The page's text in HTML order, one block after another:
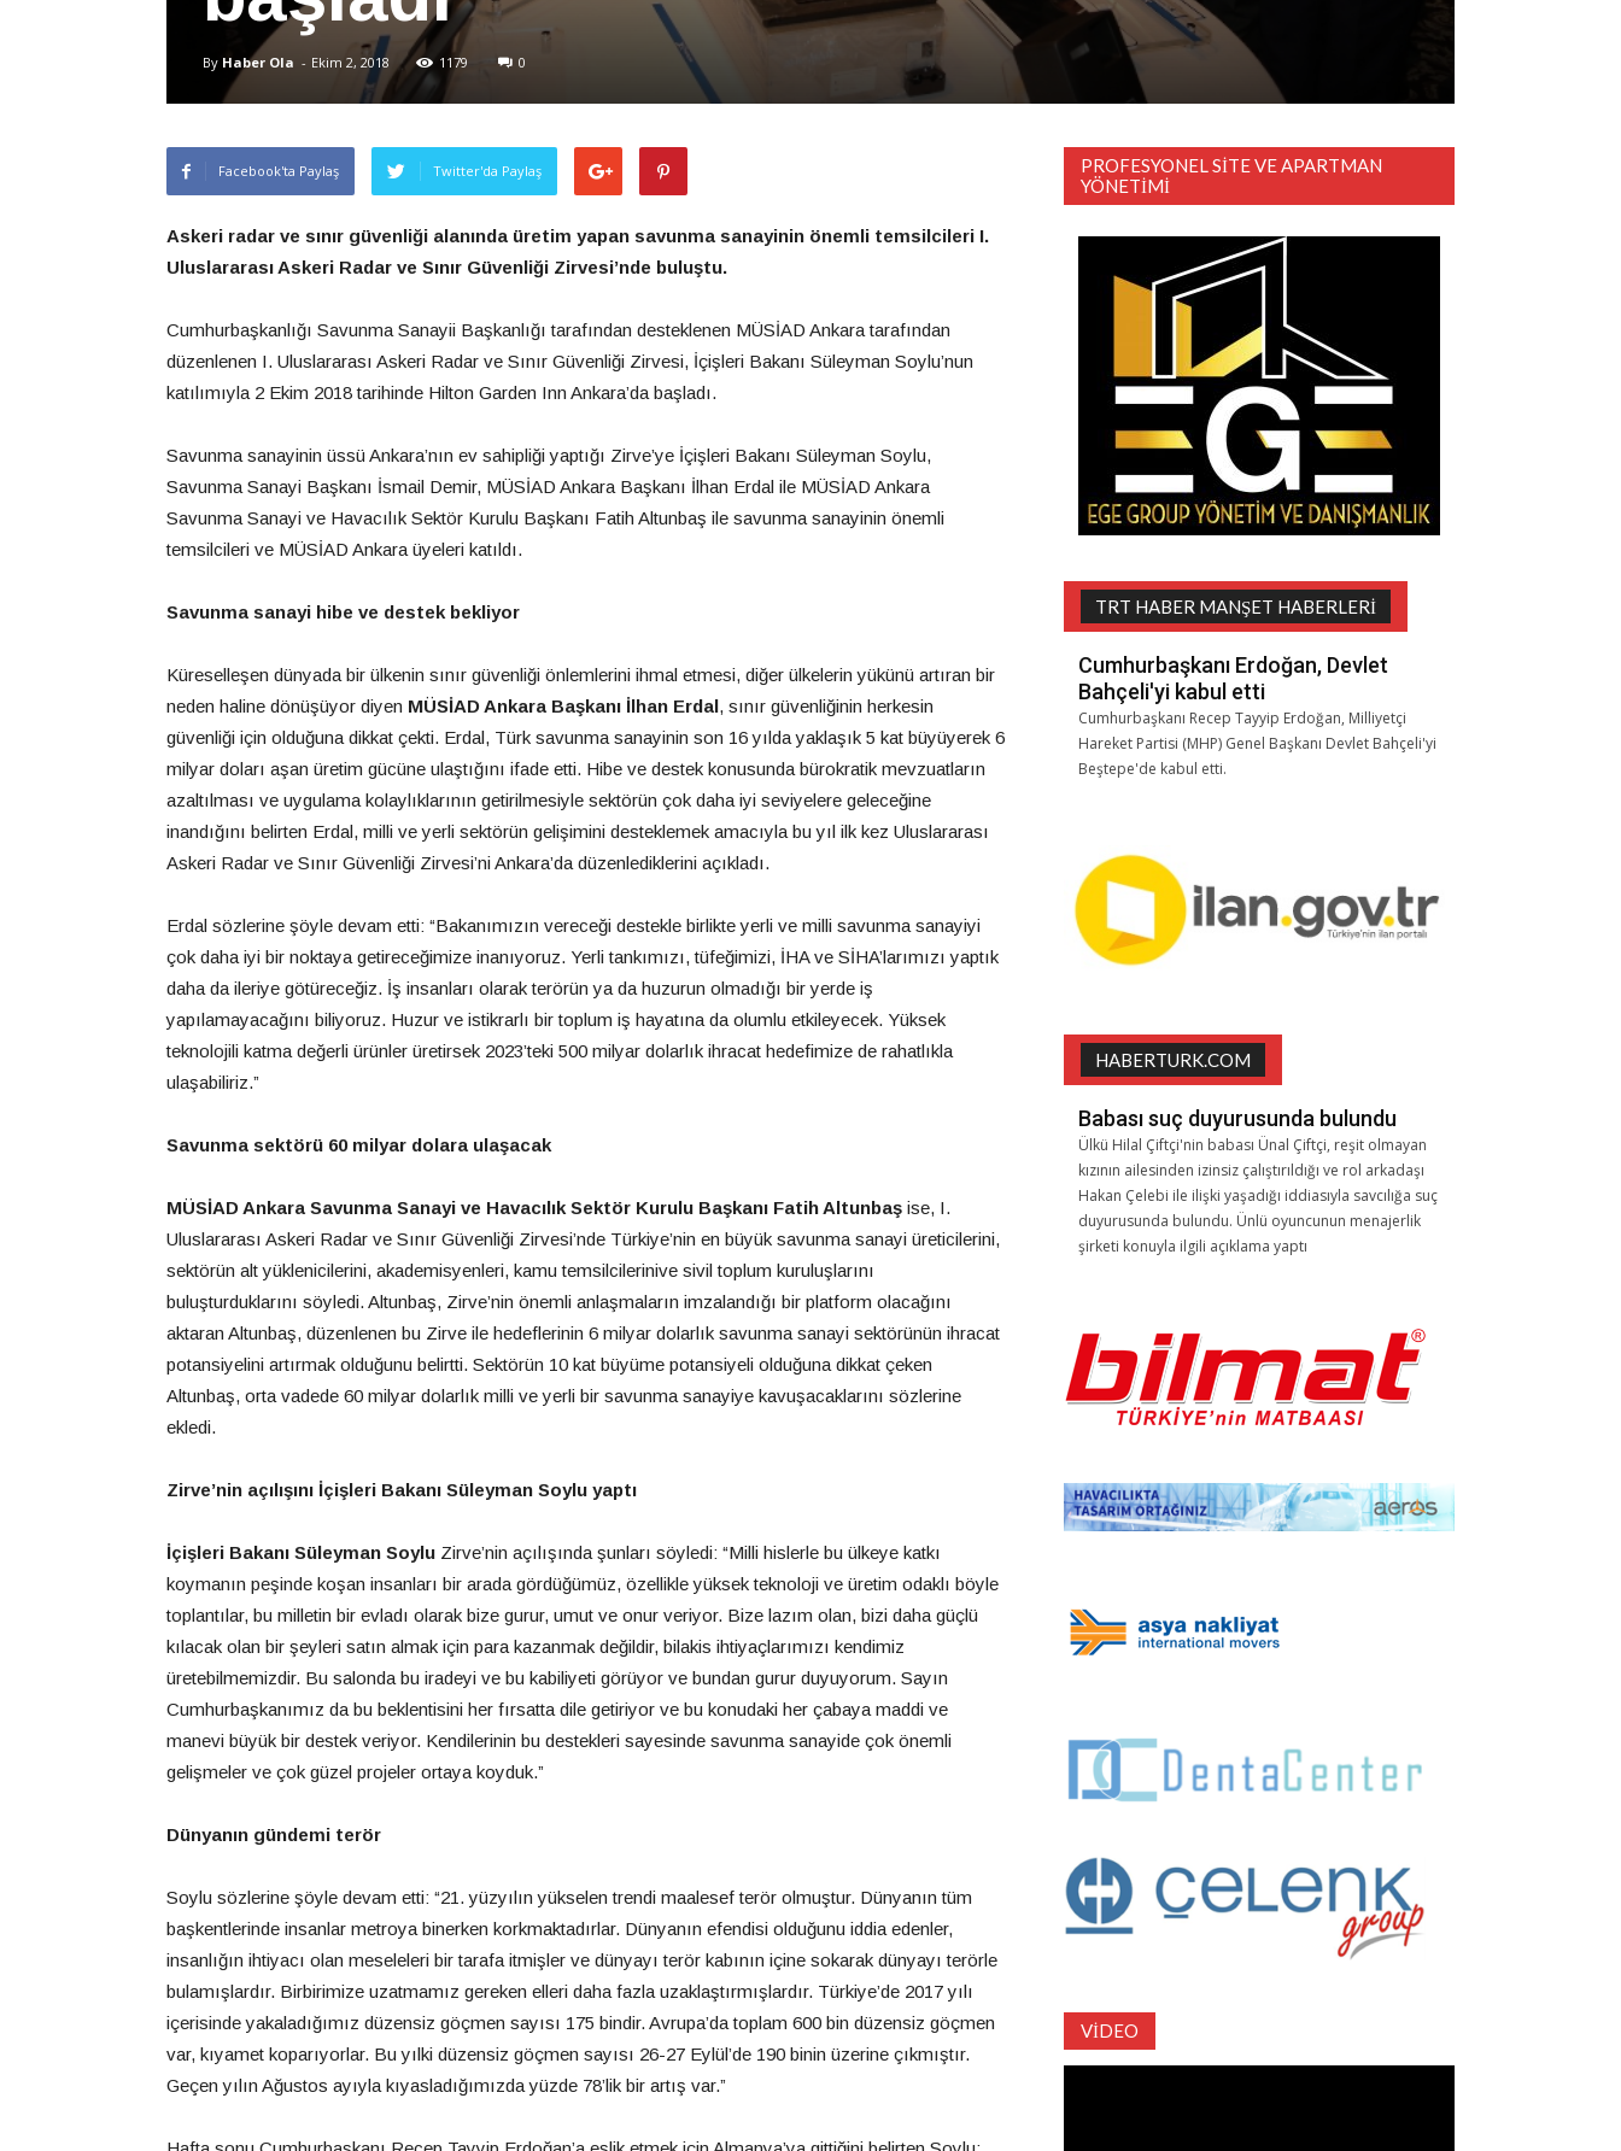
By Haber Ola - Ekim 2, 2018 1179 0
Facebook'ta Paylaş Twitter'da Paylaş
Askeri radar ve sınır güvenliği alanında üretim yapan savunma sanayinin önemli temsilcileri I.
Uluslararası Askeri Radar ve Sınır Güvenliği Zirvesi’nde buluştu.
Cumhurbaşkanlığı Savunma Sanayii Başkanlığı tarafından desteklenen MÜSİAD Ankara tarafından
düzenlenen I. Uluslararası Askeri Radar ve Sınır Güvenliği Zirvesi, İçişleri Bakanı Süleyman Soylu’nun
katılımıyla 2 Ekim 2018 tarihinde Hilton Garden Inn Ankara’da başladı.
Savunma sanayinin üssü Ankara’nın ev sahipliği yaptığı Zirve’ye İçişleri Bakanı Süleyman Soylu,
Savunma Sanayi Başkanı İsmail Demir, MÜSİAD Ankara Başkanı İlhan Erdal ile MÜSİAD Ankara
Savunma Sanayi ve Havacılık Sektör Kurulu Başkanı Fatih Altunbaş ile savunma sanayinin önemli
temsilcileri ve MÜSİAD Ankara üyeleri katıldı.
Savunma sanayi hibe ve destek bekliyor
Küreselleşen dünyada bir ülkenin sınır güvenliği önlemlerini ihmal etmesi, diğer ülkelerin yükünü artıran bir
neden haline dönüşüyor diyen MÜSİAD Ankara Başkanı İlhan Erdal, sınır güvenliğinin herkesin
güvenliği için olduğuna dikkat çekti. Erdal, Türk savunma sanayinin son 16 yılda yaklaşık 5 kat büyüyerek 6
milyar doları aşan üretim gücüne ulaştığını ifade etti. Hibe ve destek konusunda bürokratik mevzuatların
azaltılması ve uygulama kolaylıklarının getirilmesiyle sektörün çok daha iyi seviyelere geleceğine
inandığını belirten Erdal, milli ve yerli sektörün gelişimini desteklemek amacıyla bu yıl ilk kez Uluslararası
Askeri Radar ve Sınır Güvenliği Zirvesi’ni Ankara’da düzenlediklerini açıkladı.
Erdal sözlerine şöyle devam etti: “Bakanımızın vereceği destekle birlikte yerli ve milli savunma sanayiyi
çok daha iyi bir noktaya getireceğimize inanıyoruz. Yerli tankımızı, tüfeğimizi, İHA ve SİHA’larımızı yaptık
daha da ileriye götüreceğiz. İş insanları olarak terörün ya da huzurun olmadığı bir yerde iş
yapılamayacağını biliyoruz. Huzur ve istikrarlı bir toplum iş hayatına da olumlu etkileyecek. Yüksek
teknolojili katma değerli ürünler üretirsek 2023’teki 500 milyar dolarlık ihracat hedefimize de rahatlıkla
ulaşabiliriz.”
Savunma sektörü 60 milyar dolara ulaşacak
MÜSİAD Ankara Savunma Sanayi ve Havacılık Sektör Kurulu Başkanı Fatih Altunbaş ise, I.
Uluslararası Askeri Radar ve Sınır Güvenliği Zirvesi’nde Türkiye’nin en büyük savunma sanayi üreticilerini,
sektörün alt yüklenicilerini, akademisyenleri, kamu temsilcilerinive sivil toplum kuruluşlarını
buluşturduklarını söyledi. Altunbaş, Zirve’nin önemli anlaşmaların imzalandığı bir platform olacağını
aktaran Altunbaş, düzenlenen bu Zirve ile hedeflerinin 6 milyar dolarlık savunma sanayi sektörünün ihracat
potansiyelini artırmak olduğunu belirtti. Sektörün 10 kat büyüme potansiyeli olduğuna dikkat çeken
Altunbaş, orta vadede 60 milyar dolarlık milli ve yerli bir savunma sanayiye kavuşacaklarını sözlerine
ekledi.
Zirve’nin açılışını İçişleri Bakanı Süleyman Soylu yaptı
İçişleri Bakanı Süleyman Soylu Zirve’nin açılışında şunları söyledi: “Milli hislerle bu ülkeye katkı
koymanın peşinde koşan insanları bir arada gördüğümüz, özellikle yüksek teknoloji ve üretim odaklı böyle
toplantılar, bu milletin bir evladı olarak bize gurur, umut ve onur veriyor. Bize lazım olan, bizi daha güçlü
kılacak olan bir şeyleri satın almak için para kazanmak değildir, bilakis ihtiyaçlarımızı kendimiz
üretebilmemizdir. Bu salonda bu iradeyi ve bu kabiliyeti görüyor ve bundan gurur duyuyorum. Sayın
Cumhurbaşkanımız da bu beklentisini her fırsatta dile getiriyor ve bu konudaki her çabaya maddi ve
manevi büyük bir destek veriyor. Kendilerinin bu destekleri sayesinde savunma sanayide çok önemli
gelişmeler ve çok güzel projeler ortaya koyduk.”
Dünyanın gündemi terör
Soylu sözlerine şöyle devam etti: “21. yüzyılın yükselen trendi maalesef terör olmuştur. Dünyanın tüm
başkentlerinde insanlar metroya binerken korkmaktadırlar. Dünyanın efendisi olduğunu iddia edenler,
insanlığın ihtiyacı olan meseleleri bir tarafa itmişler ve dünyayı terör kabının içine sokarak dünyayı terörle
bulamışlardır. Birbirimize uzatmamız gereken elleri daha fazla uzaklaştırmışlardır. Türkiye’de 2017 yılı
içerisinde yakaladığımız düzensiz göçmen sayısı 175 bindir. Avrupa’da toplam 600 bin düzensiz göçmen
var, kıyamet koparıyorlar. Bu yılki düzensiz göçmen sayısı 26-27 Eylül’de 190 binin üzerine çıkmıştır.
Geçen yılın Ağustos ayıyla kıyasladığımızda yüzde 78’lik bir artış var.”
PROFESYONEL SITE VE APARTMAN
YÖNETIMI
TRT HABER MANŞET HABERLERI
Cumhurbaşkanı Erdoğan, Devlet
Bahçeli'yi kabul etti
Cumhurbaşkanı Recep Tayyip Erdoğan, Milliyetçi
Hareket Partisi (MHP) Genel Başkanı Devlet Bahçeli'yi
Beştepe'de kabul etti.
HABERTURK.COM
Babası suç duyurusunda bulundu
Ülkü Hilal Çiftçi'nin babası Ünal Çiftçi, reşit olmayan
kızının ailesinden izinsiz çalıştırıldığı ve rol arkadaşı
Hakan Çelebi ile ilişki yaşadığı iddiasıyla savcılığa suç
duyurusunda bulundu. Ünlü oyuncunun menajerlik
şirketi konuyla ilgili açıklama yaptı
VIDEO